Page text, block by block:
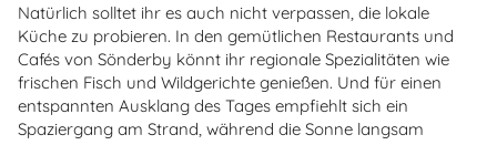
Natürlich solltet ihr es auch nicht verpassen, die lokale
Küche zu probieren. In den gemütlichen Restaurants und
Cafés von Sönderby könnt ihr regionale Spezialitäten wie
frischen Fisch und Wildgerichte genießen. Und für einen
entspannten Ausklang des Tages empfiehlt sich ein
Spaziergang am Strand, während die Sonne langsam